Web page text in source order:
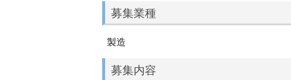
募集業種
製造
募集内容